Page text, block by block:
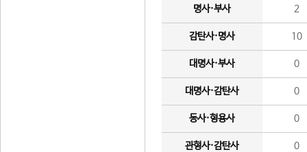
명사·부사 2
감탄사·명사 10
대명사·부사 0
대명사·감탄사 0
동사·형용사 0
관형사·감탄사 0